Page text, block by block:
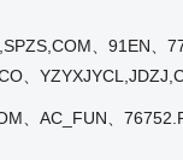
、91EN、
、
、AC_FUN、